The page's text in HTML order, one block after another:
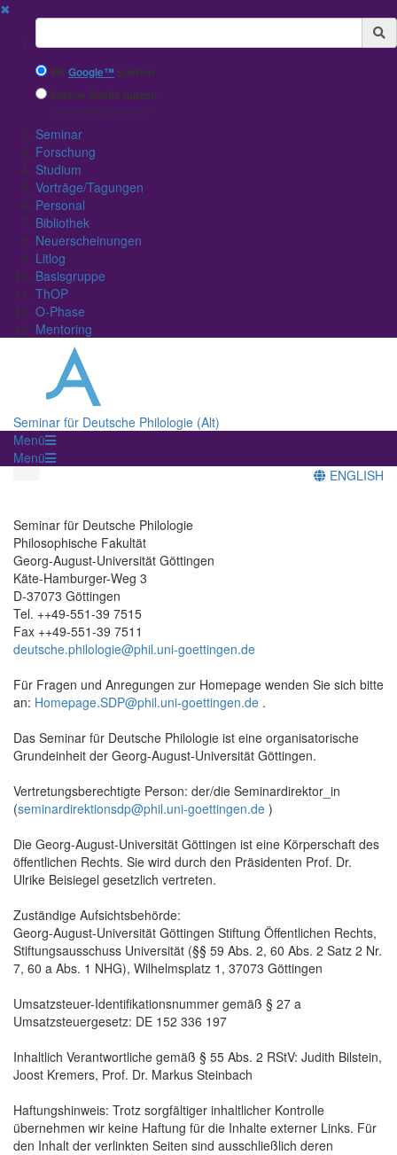
✖
Suchbegriff
MitGoogle™ suchen
Interne Suche nutzen
(eingeschränkte Ergebnisqualität)
Seminar
Forschung
Studium
Vorträge/Tagungen
Personal
Bibliothek
Neuerscheinungen
Litlog
Basisgruppe
ThOP
O-Phase
Mentoring
Seminar für Deutsche Philologie (Alt)
Menü
Menü
ENGLISH
Seminar für Deutsche Philologie
Philosophische Fakultät
Georg-August-Universität Göttingen
Käte-Hamburger-Weg 3
D-37073 Göttingen
Tel. ++49-551-39 7515
Fax ++49-551-39 7511
deutsche.philologie@phil.uni-goettingen.de
Für Fragen und Anregungen zur Homepage wenden Sie sich bitte
an: Homepage.SDP@phil.uni-goettingen.de .
Das Seminar für Deutsche Philologie ist eine organisatorische
Grundeinheit der Georg-August-Universität Göttingen.
Vertretungsberechtigte Person: der/die Seminardirektor_in
(seminardirektionsdp@phil.uni-goettingen.de )
Die Georg-August-Universität Göttingen ist eine Körperschaft des
öffentlichen Rechts. Sie wird durch den Präsidenten Prof. Dr.
Ulrike Beisiegel gesetzlich vertreten.
Zuständige Aufsichtsbehörde:
Georg-August-Universität Göttingen Stiftung Öffentlichen Rechts,
Stiftungsausschuss Universität (§§ 59 Abs. 2, 60 Abs. 2 Satz 2 Nr.
7, 60 a Abs. 1 NHG), Wilhelmsplatz 1, 37073 Göttingen
Umsatzsteuer-Identifikationsnummer gemäß § 27 a
Umsatzsteuergesetz: DE 152 336 197
Inhaltlich Verantwortliche gemäß § 55 Abs. 2 RStV: Judith Bilstein,
Joost Kremers, Prof. Dr. Markus Steinbach
Haftungshinweis: Trotz sorgfältiger inhaltlicher Kontrolle
übernehmen wir keine Haftung für die Inhalte externer Links. Für
den Inhalt der verlinkten Seiten sind ausschließlich deren